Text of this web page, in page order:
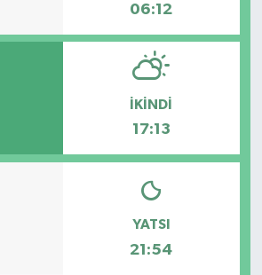
06:12
İKINDI
17:13
YATSI
21:54